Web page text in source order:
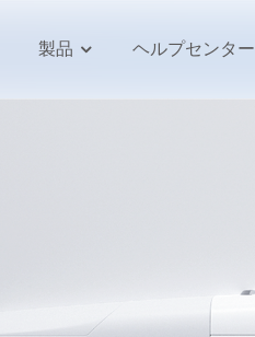
製品 ヘルプセンター